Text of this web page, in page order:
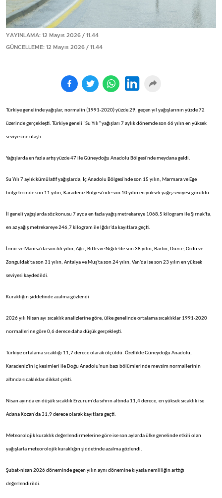
YAYINLAMA: 12 Mayıs 2026 / 11.44
GÜNCELLEME: 12 Mayıs 2026 / 11.44
Türkiye genelinde yağışlar, normalin (1991-2020) yüzde 29, geçen yıl yağışlarının yüzde 72
üzerinde gerçekleşti. Türkiye geneli "Su Yılı" yağışları 7 aylık dönemde son 66 yılın en yüksek
seviyesine ulaştı.
Yağışlarda en fazla artış yüzde 47 ile Güneydoğu Anadolu Bölgesi'nde meydana geldi.
Su Yılı 7 aylık kümülatif yağışlarda, İç Anadolu Bölgesi'nde son 15 yılın, Marmara ve Ege
bölgelerinde son 11 yılın, Karadeniz Bölgesi'nde son 10 yılın en yüksek yağış seviyesi görüldü.
İl geneli yağışlarda söz konusu 7 ayda en fazla yağış metrekareye 1068,5 kilogram ile Şırnak'ta,
en az yağış metrekareye 246,7 kilogram ile Iğdır'da kayıtlara geçti.
İzmir ve Manisa'da son 66 yılın, Ağrı, Bitlis ve Niğde'de son 38 yılın, Bartın, Düzce, Ordu ve
Zonguldak'ta son 31 yılın, Antalya ve Muş'ta son 24 yılın, Van'da ise son 23 yılın en yüksek
seviyesi kaydedildi.
Kuraklığın şiddetinde azalma gözlendi
2026 yılı Nisan ayı sıcaklık analizlerine göre, ülke genelinde ortalama sıcaklıklar 1991-2020
normallerine göre 0,6 derece daha düşük gerçekleşti.
Türkiye ortalama sıcaklığı 11,7 derece olarak ölçüldü. Özellikle Güneydoğu Anadolu,
Karadeniz'in iç kesimleri ile Doğu Anadolu'nun bazı bölümlerinde mevsim normallerinin
altında sıcaklıklar dikkat çekti.
Nisan ayında en düşük sıcaklık Erzurum'da sıfırın altında 11,4 derece, en yüksek sıcaklık ise
Adana Kozan'da 31,9 derece olarak kayıtlara geçti.
Meteorolojik kuraklık değerlendirmelerine göre ise son aylarda ülke genelinde etkili olan
yağışlarla meteorolojik kuraklığın şiddetinde azalma gözlendi.
Şubat-nisan 2026 döneminde geçen yılın aynı dönemine kıyasla nemliliğin arttığı
değerlendirildi.